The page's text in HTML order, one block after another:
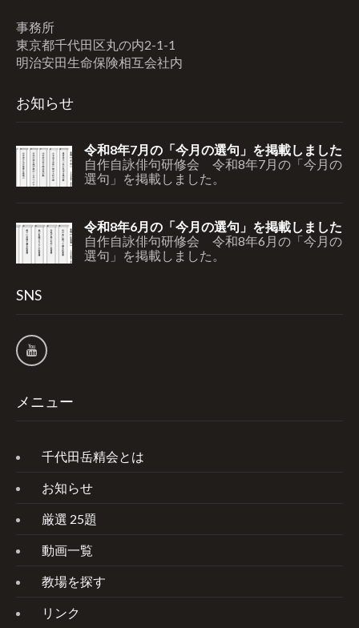
事務所
東京都千代田区丸の内2-1-1
明治安田生命保険相互会社内
お知らせ
令和8年7月の「今月の選句」を掲載しました
自作自詠俳句研修会 令和8年7月の「今月の
選句」を掲載しました。
令和8年6月の「今月の選句」を掲載しました
自作自詠俳句研修会 令和8年6月の「今月の
選句」を掲載しました。
SNS
メニュー
千代田岳精会とは
お知らせ
厳選 25題
動画一覧
教場を探す
リンク